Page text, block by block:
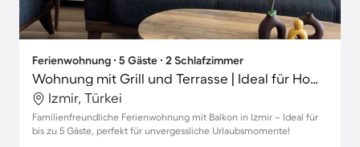
Ferienwohnung ∙ 5 Gäste ∙ 2 Schlafzimmer
Wohnung mit Grill und Terrasse | Ideal für Homeoffice
Izmir, Türkei
Familienfreundliche Ferienwohnung mit Balkon in Izmir – Ideal für
bis zu 5 Gäste, perfekt für unvergessliche Urlaubsmomente!